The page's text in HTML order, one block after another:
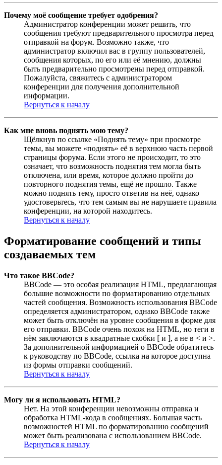
Почему моё сообщение требует одобрения?
Администратор конференции может решить, что
сообщения требуют предварительного просмотра перед
отправкой на форум. Возможно также, что
администратор включил вас в группу пользователей,
сообщения которых, по его или её мнению, должны
быть предварительно просмотрены перед отправкой.
Пожалуйста, свяжитесь с администратором
конференции для получения дополнительной
информации.
Вернуться к началу
Как мне вновь поднять мою тему?
Щёлкнув по ссылке «Поднять тему» при просмотре
темы, вы можете «поднять» её в верхнюю часть первой
страницы форума. Если этого не происходит, то это
означает, что возможность поднятия тем могла быть
отключена, или время, которое должно пройти до
повторного поднятия темы, ещё не прошло. Также
можно поднять тему, просто ответив на неё, однако
удостоверьтесь, что тем самым вы не нарушаете правила
конференции, на которой находитесь.
Вернуться к началу
Форматирование сообщений и типы
создаваемых тем
Что такое BBCode?
BBCode — это особая реализация HTML, предлагающая
большие возможности по форматированию отдельных
частей сообщения. Возможность использования BBCode
определяется администратором, однако BBCode также
может быть отключён на уровне сообщения в форме для
его отправки. BBCode очень похож на HTML, но теги в
нём заключаются в квадратные скобки [ и ], а не в < и >.
За дополнительной информацией о BBCode обратитесь
к руководству по BBCode, ссылка на которое доступна
из формы отправки сообщений.
Вернуться к началу
Могу ли я использовать HTML?
Нет. На этой конференции невозможны отправка и
обработка HTML-кода в сообщениях. Большая часть
возможностей HTML по форматированию сообщений
может быть реализована с использованием BBCode.
Вернуться к началу